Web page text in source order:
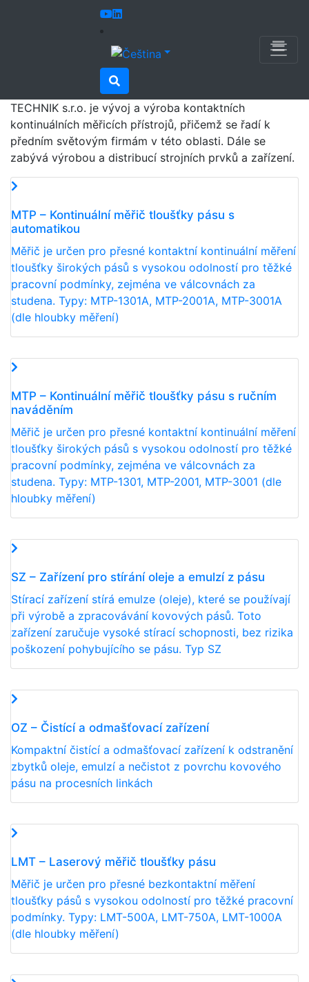
Lisovny
Lisovny
Hlavním předmětem činnosti společnosti UVB
TECHNIK s.r.o. je vývoj a výroba kontaktních
kontinuálních měřicích přístrojů, přičemž se řadí k
předním světovým firmám v této oblasti. Dále se
zabývá výrobou a distribucí strojních prvků a zařízení.
MTP – Kontinuální měřič tloušťky pásu s
automatikou
Měřič je určen pro přesné kontaktní kontinuální měření
tloušťky širokých pásů s vysokou odolností pro těžké
pracovní podmínky, zejména ve válcovnách za
studena. Typy: MTP-1301A, MTP-2001A, MTP-3001A
(dle hloubky měření)
MTP – Kontinuální měřič tloušťky pásu s ručním
naváděním
Měřič je určen pro přesné kontaktní kontinuální měření
tloušťky širokých pásů s vysokou odolností pro těžké
pracovní podmínky, zejména ve válcovnách za
studena. Typy: MTP-1301, MTP-2001, MTP-3001 (dle
hloubky měření)
SZ – Zařízení pro stírání oleje a emulzí z pásu
Stírací zařízení stírá emulze (oleje), které se používají
při výrobě a zpracovávání kovových pásů. Toto
zařízení zaručuje vysoké stírací schopnosti, bez rizika
poškození pohybujícího se pásu. Typ SZ
OZ – Čistící a odmašťovací zařízení
Kompaktní čistící a odmašťovací zařízení k odstranění
zbytků oleje, emulzí a nečistot z povrchu kovového
pásu na procesních linkách
LMT – Laserový měřič tloušťky pásu
Měřič je určen pro přesné bezkontaktní měření
tloušťky pásů s vysokou odolností pro těžké pracovní
podmínky. Typy: LMT-500A, LMT-750A, LMT-1000A
(dle hloubky měření)